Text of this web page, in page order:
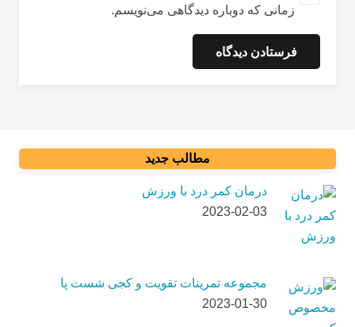
زمانی که دوباره دیدگاهی می‌نویسم.
فرستادن دیدگاه
مطالب جدید
درمان کمر درد با ورزش
2023-02-03
مجموعه تمرینات تقویت و کجی شست پا
2023-01-30